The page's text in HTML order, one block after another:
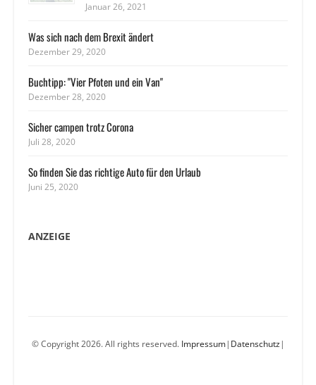
Januar 26, 2021
Was sich nach dem Brexit ändert
Dezember 29, 2020
Buchtipp: "Vier Pfoten und ein Van"
Dezember 28, 2020
Sicher campen trotz Corona
Juli 28, 2020
So finden Sie das richtige Auto für den Urlaub
Juni 25, 2020
ANZEIGE
© Copyright 2026. All rights reserved. Impressum| Datenschutz|